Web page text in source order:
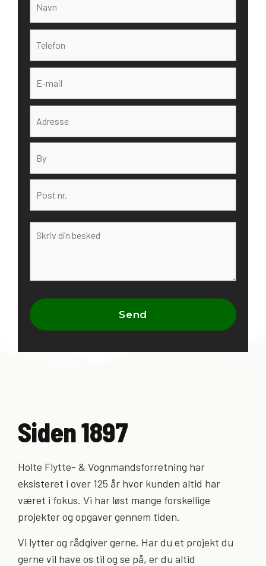
Siden 1897
Holte Flytte- & Vognmandsforretning har
eksisteret i over 125 år hvor kunden altid har
været i fokus. Vi har løst mange forskellige
projekter og opgaver gennem tiden.
Vi lytter og rådgiver gerne. Har du et projekt du
gerne vil have os til og se på, er du altid